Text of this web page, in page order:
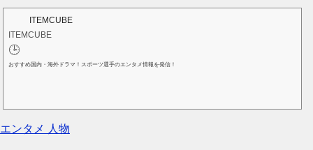
ITEMCUBE
ITEMCUBE
🕒️
おすすめ国内・海外ドラマ！スポーツ選手のエンタメ情報を発信！
エンタメ 人物